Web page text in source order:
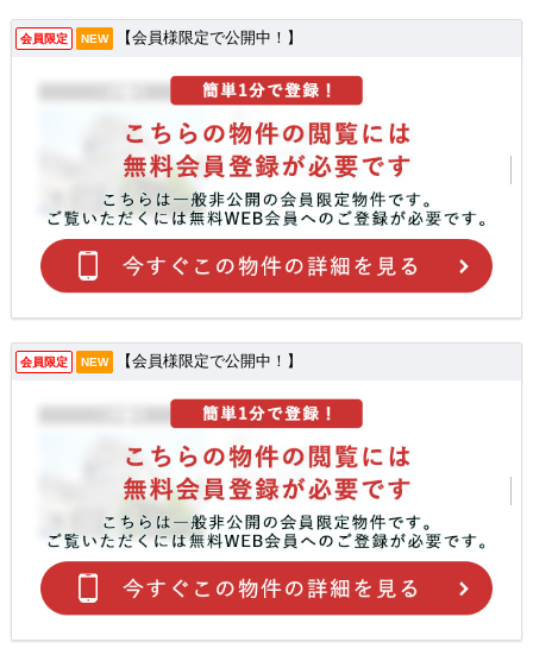
会員限定 NEW 【会員様限定で公開中！】
会員限定 NEW 【会員様限定で公開中！】